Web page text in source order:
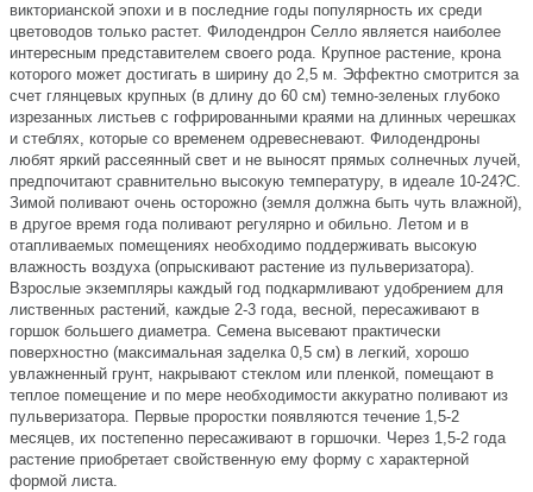
викторианской эпохи и в последние годы популярность их среди
цветоводов только растет. Филодендрон Селло является наиболее
интересным представителем своего рода. Крупное растение, крона
которого может достигать в ширину до 2,5 м. Эффектно смотрится за
счет глянцевых крупных (в длину до 60 см) темно-зеленых глубоко
изрезанных листьев с гофрированными краями на длинных черешках
и стеблях, которые со временем одревесневают. Филодендроны
любят яркий рассеянный свет и не выносят прямых солнечных лучей,
предпочитают сравнительно высокую температуру, в идеале 10-24?С.
Зимой поливают очень осторожно (земля должна быть чуть влажной),
в другое время года поливают регулярно и обильно. Летом и в
отапливаемых помещениях необходимо поддерживать высокую
влажность воздуха (опрыскивают растение из пульверизатора).
Взрослые экземпляры каждый год подкармливают удобрением для
лиственных растений, каждые 2-3 года, весной, пересаживают в
горшок большего диаметра. Семена высевают практически
поверхностно (максимальная заделка 0,5 см) в легкий, хорошо
увлажненный грунт, накрывают стеклом или пленкой, помещают в
теплое помещение и по мере необходимости аккуратно поливают из
пульверизатора. Первые проростки появляются течение 1,5-2
месяцев, их постепенно пересаживают в горшочки. Через 1,5-2 года
растение приобретает свойственную ему форму с характерной
формой листа.